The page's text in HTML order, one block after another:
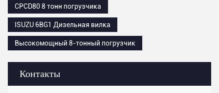
Контакты
CPCD80 8 тонн погрузчика
ISUZU 6BG1 Дизельная вилка
Высокомощный 8-тонный погрузчик